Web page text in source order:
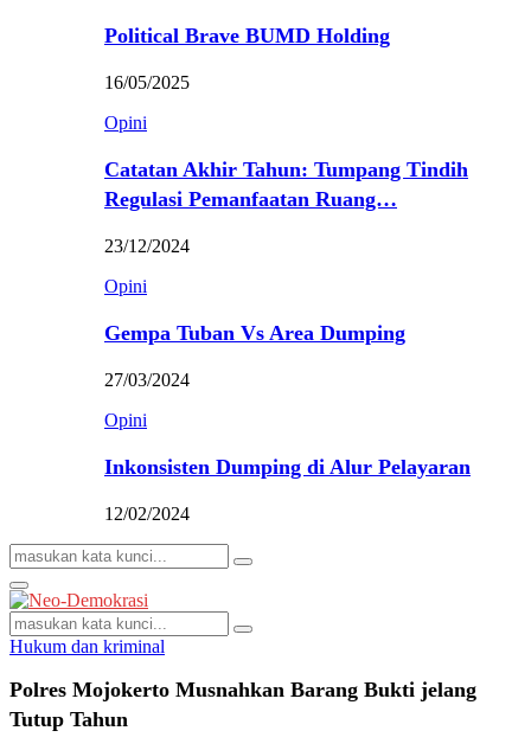
Political Brave BUMD Holding
16/05/2025
Opini
Catatan Akhir Tahun: Tumpang Tindih
Regulasi Pemanfaatan Ruang…
23/12/2024
Opini
Gempa Tuban Vs Area Dumping
27/03/2024
Opini
Inkonsisten Dumping di Alur Pelayaran
12/02/2024
Search
for:
Search
Primary
Menu
Search
for:
Search
Hukum dan kriminal
Polres Mojokerto Musnahkan Barang Bukti jelang
Tutup Tahun